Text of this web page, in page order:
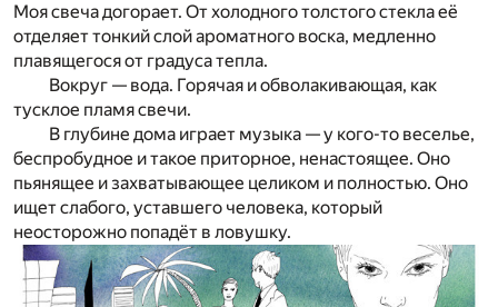
Моя свеча догорает. От холодного толстого стекла её
отделяет тонкий слой ароматного воска, медленно
плавящегося от градуса тепла.
Вокруг — вода. Горячая и обволакивающая, как
тусклое пламя свечи.
В глубине дома играет музыка — у кого-то веселье,
беспробудное и такое приторное, ненастоящее. Оно
пьянящее и захватывающее целиком и полностью. Оно
ищет слабого, уставшего человека, который
неосторожно попадёт в ловушку.